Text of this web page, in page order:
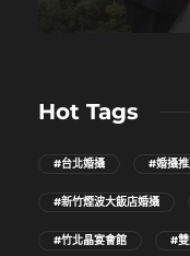
Hot Tags
#台北婚攝 #婚攝
#新竹煙波大飯店婚攝
#竹北晶宴會館 #